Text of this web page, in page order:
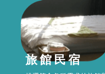
旅館民宿